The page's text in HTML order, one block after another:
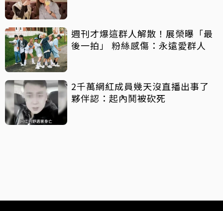
週刊才爆這群人解散！展榮曝「最
後一拍」 粉絲感傷：永遠愛群人
2千萬網紅成員幾天沒直播出事了
夥伴認：起內鬨被砍死